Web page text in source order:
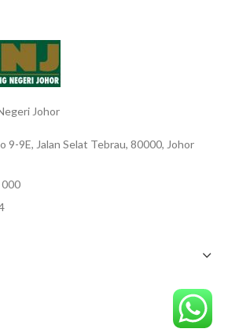
Johor
9-9E, Jalan Selat Tebrau, 80000, Johor